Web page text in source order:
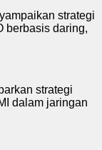
strategi
berbasis daring,
strategi
dalam jaringan